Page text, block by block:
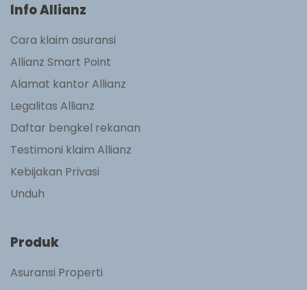
Info Allianz
Cara klaim asuransi
Allianz Smart Point
Alamat kantor Allianz
Legalitas Allianz
Daftar bengkel rekanan
Testimoni klaim Allianz
Kebijakan Privasi
Unduh
Produk
Asuransi Properti